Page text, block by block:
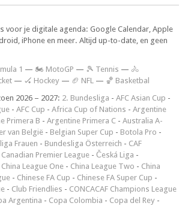
voor je digitale agenda: Google Calendar, Apple
iPhone en meer. Altijd up-to-date, en geen
1 — 🏍 MotoGP — 🎾 Tennis — 🚴
— 🏑 Hockey — 🏈 NFL — 🏀 Basketbal
2026 – 2027: 2. Bundesliga - AFC Asian Cup -
- AFC Cup - Africa Cup of Nations - Argentine
Primera B - Argentine Primera C - Australia A-
van België - Belgian Super Cup - Botola Pro -
Frauen - Bundesliga Österreich - CAF
Canadian Premier League - Česká Liga -
China League One - China League Two - China
- Chinese FA Cup - Chinese FA Super Cup -
- Club Friendlies - CONCACAF Champions League
Argentina - Copa Colombia - Copa del Rey -